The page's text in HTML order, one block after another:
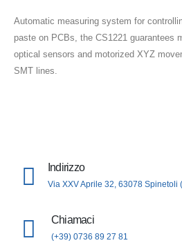
Automatic measuring system for
paste on PCBs, the CS1221 guarantees
optical sensors and motorized XYZ
SMT lines.
Indirizzo
Via XXV Aprile 32, 63078 Spinetoli
Chiamaci
(+39) 0736 89 27 81